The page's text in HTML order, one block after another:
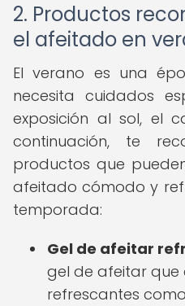
2. Productos
el afeitado en
El verano es una
necesita cuidados
exposición al sol, el
continuación, te
productos que
afeitado cómodo y
temporada:
Gel de afeitar
gel de afeitar que
refrescantes